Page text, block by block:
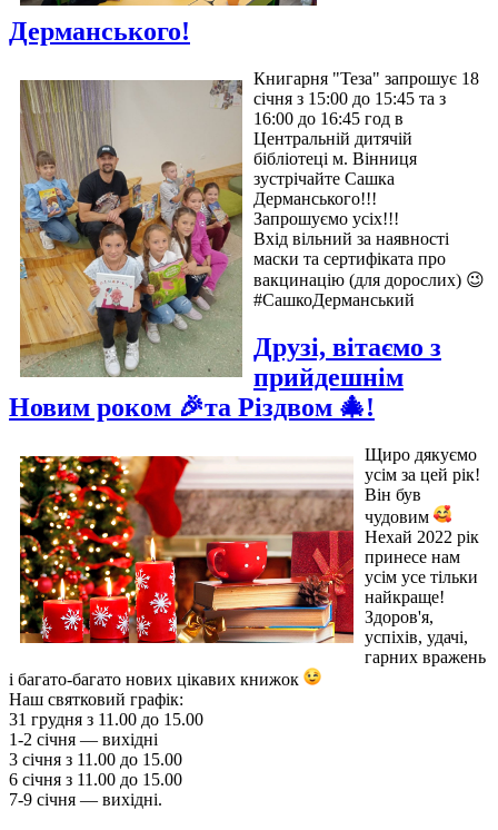
Дерманського!
Книгарня "Теза" запрошує 18
січня з 15:00 до 15:45 та з
16:00 до 16:45 год в
Центральній дитячій
бібліотеці м. Вінниця
зустрічайте Сашка
Дерманського!!!
Запрошуємо усіх!!!
Вхід вільний за наявності
маски та сертифіката про
вакцинацію (для дорослих) 😉
#СашкоДерманський
Друзі, вітаємо з
прийдешнім
Новим роком 🎉та Різдвом 🎄!
Щиро дякуємо
усім за цей рік!
Він був
чудовим
Нехай 2022 рік
принесе нам
усім усе тільки
найкраще!
Здоров'я,
успіхів, удачі,
гарних вражень
і багато-багато нових цікавих книжок
Наш святковий графік:
31 грудня з 11.00 до 15.00
1-2 січня — вихідні
3 січня з 11.00 до 15.00
6 січня з 11.00 до 15.00
7-9 січня — вихідні.